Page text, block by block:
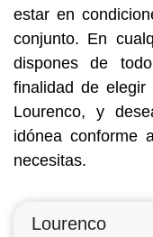
estar en
conjunto. En
dispones de
finalidad de
Lourenco, y
idónea conforme
necesitas.
Lourenco